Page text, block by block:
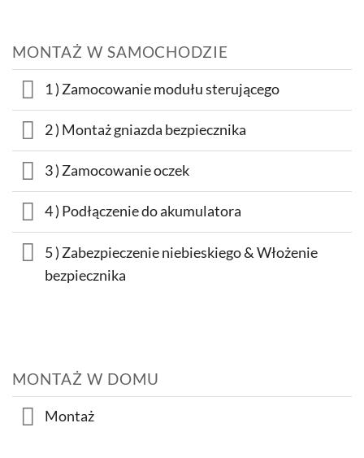
MONTAŻ W SAMOCHODZIE
1 ) Zamocowanie modułu sterującego
2 ) Montaż gniazda bezpiecznika
3 ) Zamocowanie oczek
4 ) Podłączenie do akumulatora
5 ) Zabezpieczenie niebieskiego & Włożenie
bezpiecznika
MONTAŻ W DOMU
Montaż